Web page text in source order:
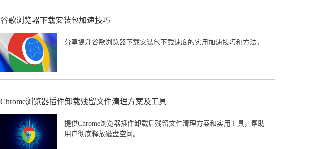
谷歌浏览器下载安装包加速技巧
分享提升谷歌浏览器下载安装包下载速度的实用加速技巧和方法。
Chrome浏览器插件卸载残留文件清理方案及工具
提供Chrome浏览器插件卸载后残留文件清理方案和实用工具，帮助
用户彻底释放磁盘空间。